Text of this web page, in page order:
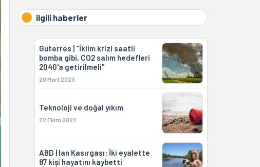
ilgili haberler
Guterres | "İklim krizi saatli
bomba gibi, CO2 salım hedefleri
2040'a getirilmeli"
20 Mart 2023
Teknoloji ve doğal yıkım
22 Ekim 2022
ABD | Ian Kasırgası: İki eyalette
87 kişi hayatını kaybetti